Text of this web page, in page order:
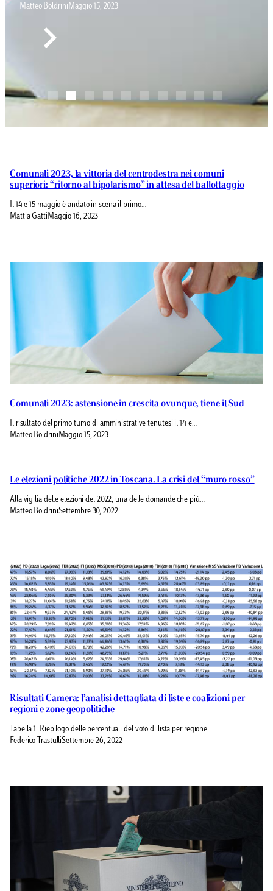
Matteo Boldrini Maggio 15, 2023
Comunali 2023, la vittoria del centrodestra nei comuni
superiori: “ritorno al bipolarismo” in attesa del ballottaggio
Il 14 e 15 maggio è andato in scena il primo…
Mattia Gatti Maggio 16, 2023
Comunali 2023: astensione in crescita ovunque, tiene il Sud
Il risultato del primo turno di amministrative tenutesi il 14 e…
Matteo Boldrini Maggio 15, 2023
Le elezioni politiche 2022 in Toscana. La crisi del “muro rosso”
Alla vigilia delle elezioni del 2022, una delle domande che più…
Matteo BoldriniSettembre 30, 2022
Risultati Camera: l’analisi dettagliata di liste e coalizioni per
regioni e zone geopolitiche
Tabella 1. Riepilogo delle percentuali del voto di lista per regione…
Federico TrastulliSettembre 26, 2022